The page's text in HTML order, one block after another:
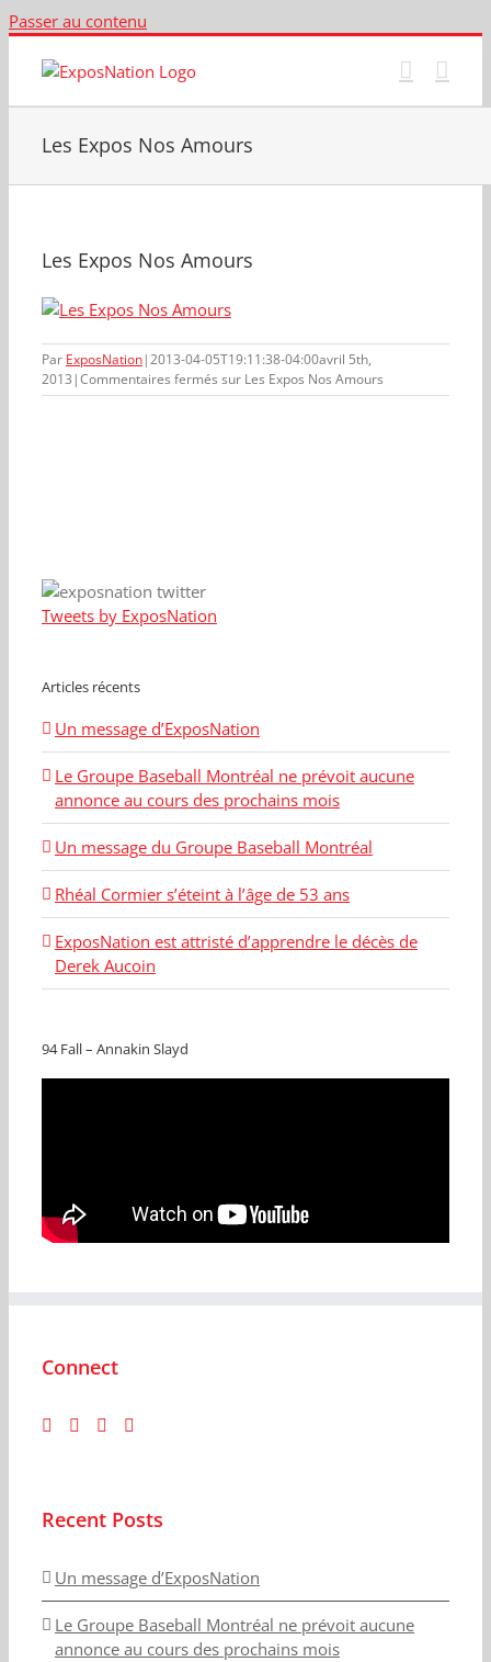
Passer au contenu
Les Expos Nos Amours
Les Expos Nos Amours
Par ExposNation|2013-04-05T19:11:38-04:00avril 5th,
2013 |Commentaires fermés sur Les Expos Nos Amours
Tweets by ExposNation
Articles récents
Un message d’ExposNation
Le Groupe Baseball Montréal ne prévoit aucune
annonce au cours des prochains mois
Un message du Groupe Baseball Montréal
Rhéal Cormier s’éteint à l’âge de 53 ans
ExposNation est attristé d’apprendre le décès de
Derek Aucoin
94 Fall – Annakin Slayd
Connect
Recent Posts
Un message d’ExposNation
Le Groupe Baseball Montréal ne prévoit aucune
annonce au cours des prochains mois